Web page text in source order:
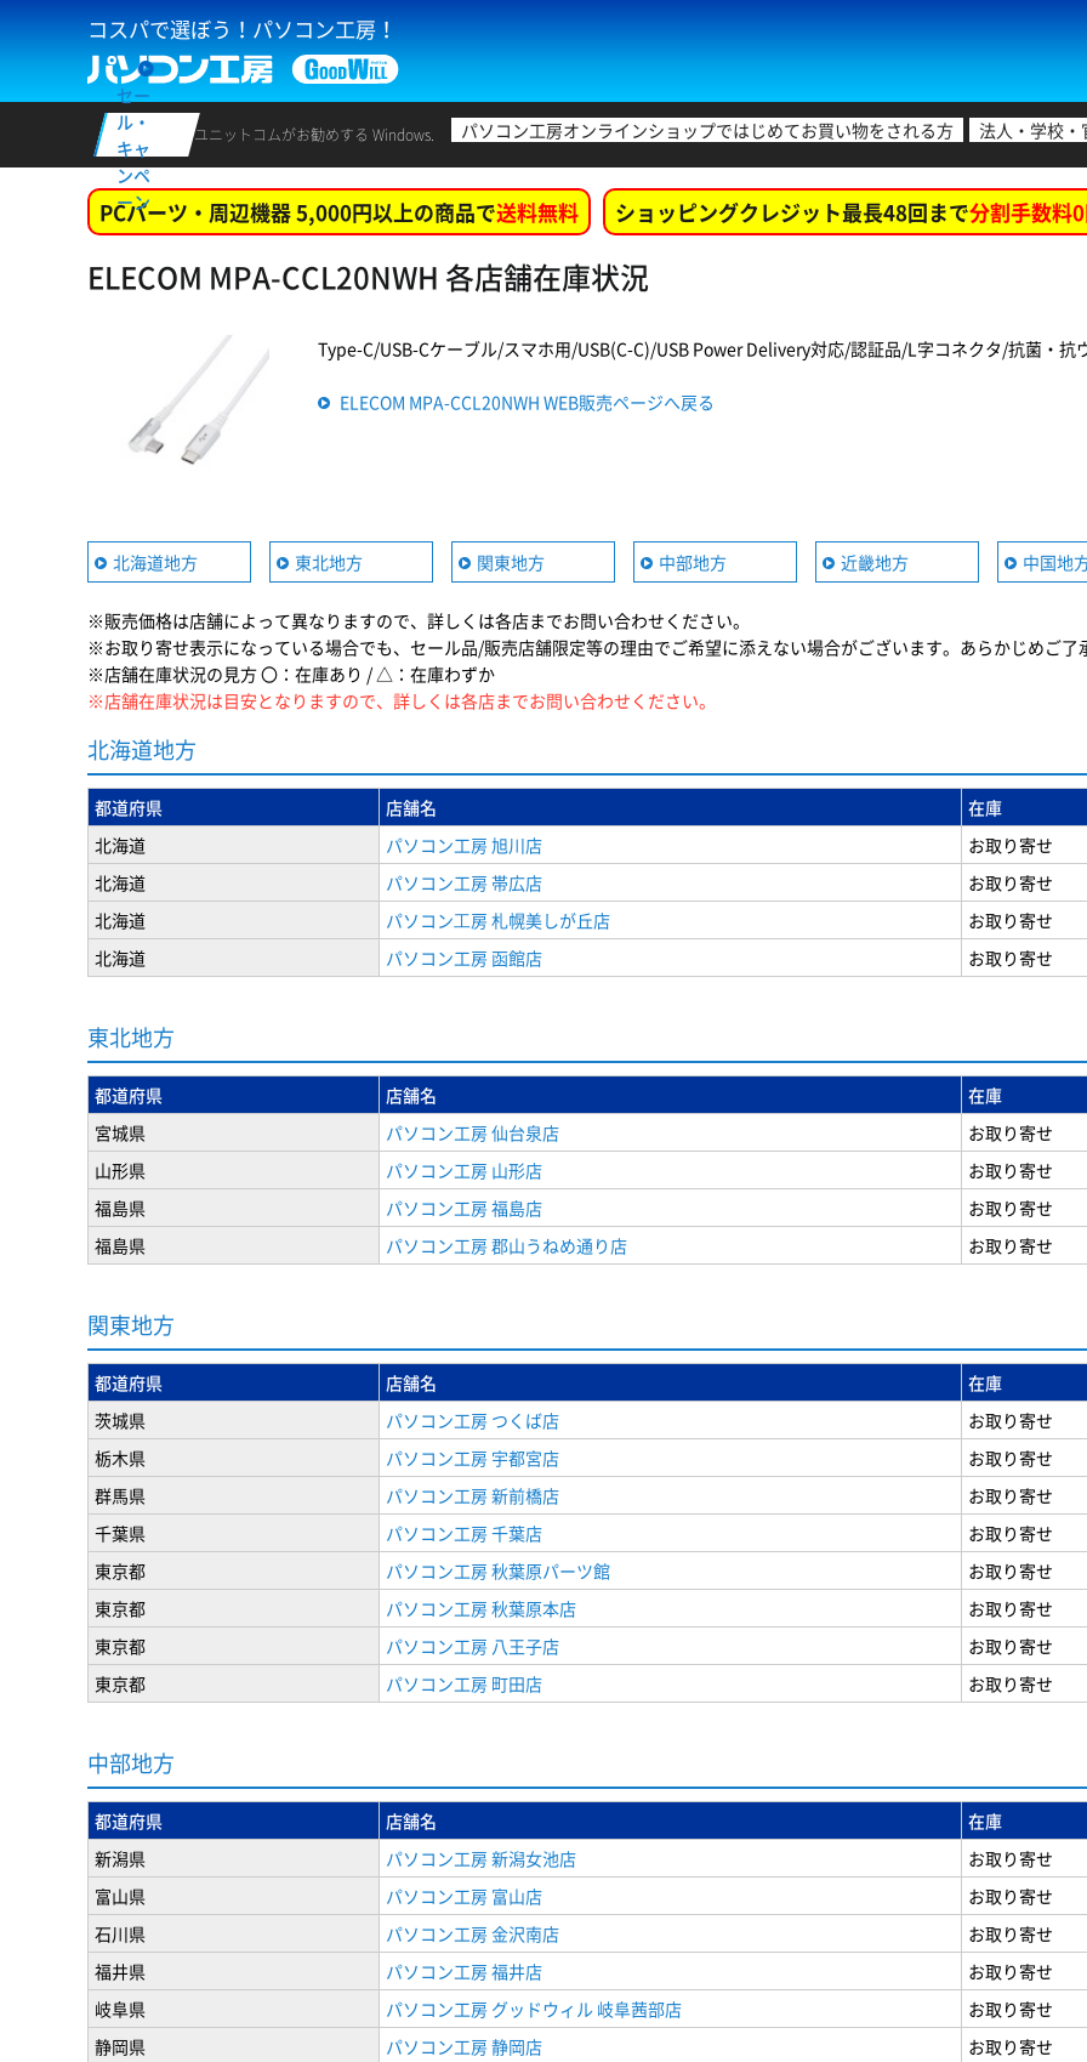
コスパで選ぼう！パソコン工房！
セー
ル・
キャ
ンペ
ーン
ユニットコムがお勧めする Windows. パソコン工房オンラインショップではじめてお買い物をされる方 法人・学校
PCパーツ・周辺機器 5,000円以上の商品で送料無料 ショッピングクレジット最長48回まで分割手数料
ELECOM MPA-CCL20NWH 各店舗在庫状況
Type-C/USB-Cケーブル/スマホ用/USB(C-C)/USB Power Delivery対応/認証品/L字コネクタ/抗菌・
ELECOM MPA-CCL20NWH WEB販売ページへ戻る
北海道地方 東北地方 関東地方 中部地方 近畿地方 中国地
※販売価格は店舗によって異なりますので、詳しくは各店までお問い合わせください。
※お取り寄せ表示になっている場合でも、セール品/販売店舗限定等の理由でご希望に添えない場合がございます。あらかじめご了
※店舗在庫状況の見方 〇：在庫あり / △：在庫わずか
※店舗在庫状況は目安となりますので、詳しくは各店までお問い合わせください。
北海道地方
都道府県 店舗名
在庫
北海道
パソコン工房 旭川店
お取り寄せ
北海道
パソコン工房 帯広店
お取り寄せ
北海道
パソコン⼯房 札幌美しが丘店
お取り寄せ
北海道
パソコン工房 函館店 お取り寄せ
東北地方
都道府県 店舗名
在庫
宮城県
パソコン工房 仙台泉店
お取り寄せ
山形県
パソコン工房 山形店
お取り寄せ
福島県
パソコン工房 福島店
お取り寄せ
福島県
パソコン工房 郡山うねめ通り店 お取り寄せ
関東地方
都道府県 店舗名
在庫
茨城県
パソコン工房 つくば店
お取り寄せ
栃木県
パソコン工房 宇都宮店
お取り寄せ
群馬県
パソコン工房 新前橋店
お取り寄せ
千葉県
パソコン工房 千葉店
お取り寄せ
東京都
パソコン工房 秋葉原パーツ館
お取り寄せ
東京都
パソコン工房 秋葉原本店
お取り寄せ
東京都
パソコン工房 八王子店
お取り寄せ
東京都
パソコン工房 町田店 お取り寄せ
中部地方
都道府県 店舗名
在庫
新潟県
パソコン工房 新潟女池店
お取り寄せ
富山県
パソコン工房 富山店
お取り寄せ
石川県
パソコン工房 金沢南店
お取り寄せ
福井県
パソコン工房 福井店
お取り寄せ
岐阜県
パソコン工房 グッドウィル 岐阜茜部店
お取り寄せ
静岡県
パソコン工房 静岡店
お取り寄せ